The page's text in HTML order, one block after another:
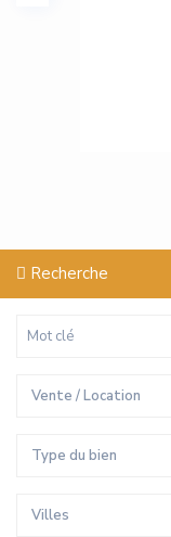
Recherche
Vente / Location
Type du bien
Villes